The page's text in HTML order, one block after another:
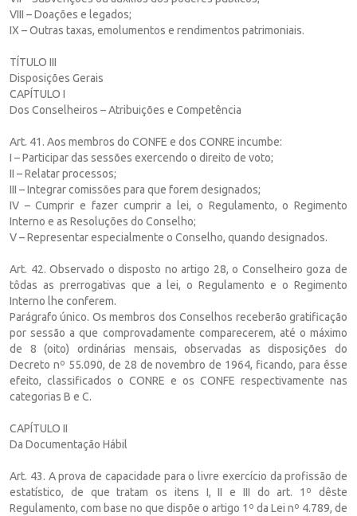
VIII – Doações e legados;
IX – Outras taxas, emolumentos e rendimentos patrimoniais.
TÍTULO III
Disposições Gerais
CAPÍTULO I
Dos Conselheiros – Atribuições e Competência
Art. 41. Aos membros do CONFE e dos CONRE incumbe:
I – Participar das sessões exercendo o direito de voto;
II – Relatar processos;
III – Integrar comissões para que forem designados;
IV – Cumprir e fazer cumprir a lei, o Regulamento, o Regimento
Interno e as Resoluções do Conselho;
V – Representar especialmente o Conselho, quando designados.
Art. 42. Observado o disposto no artigo 28, o Conselheiro goza de
tôdas as prerrogativas que a lei, o Regulamento e o Regimento
Interno lhe conferem.
Parágrafo único. Os membros dos Conselhos receberão gratificação
por sessão a que comprovadamente comparecerem, até o máximo
de 8 (oito) ordinárias mensais, observadas as disposições do
Decreto nº 55.090, de 28 de novembro de 1964, ficando, para êsse
efeito, classificados o CONRE e os CONFE respectivamente nas
categorias B e C.
CAPÍTULO II
Da Documentação Hábil
Art. 43. A prova de capacidade para o livre exercício da profissão de
estatístico, de que tratam os itens I, II e III do art. 1º dêste
Regulamento, com base no que dispõe o artigo 1º da Lei nº 4.789, de